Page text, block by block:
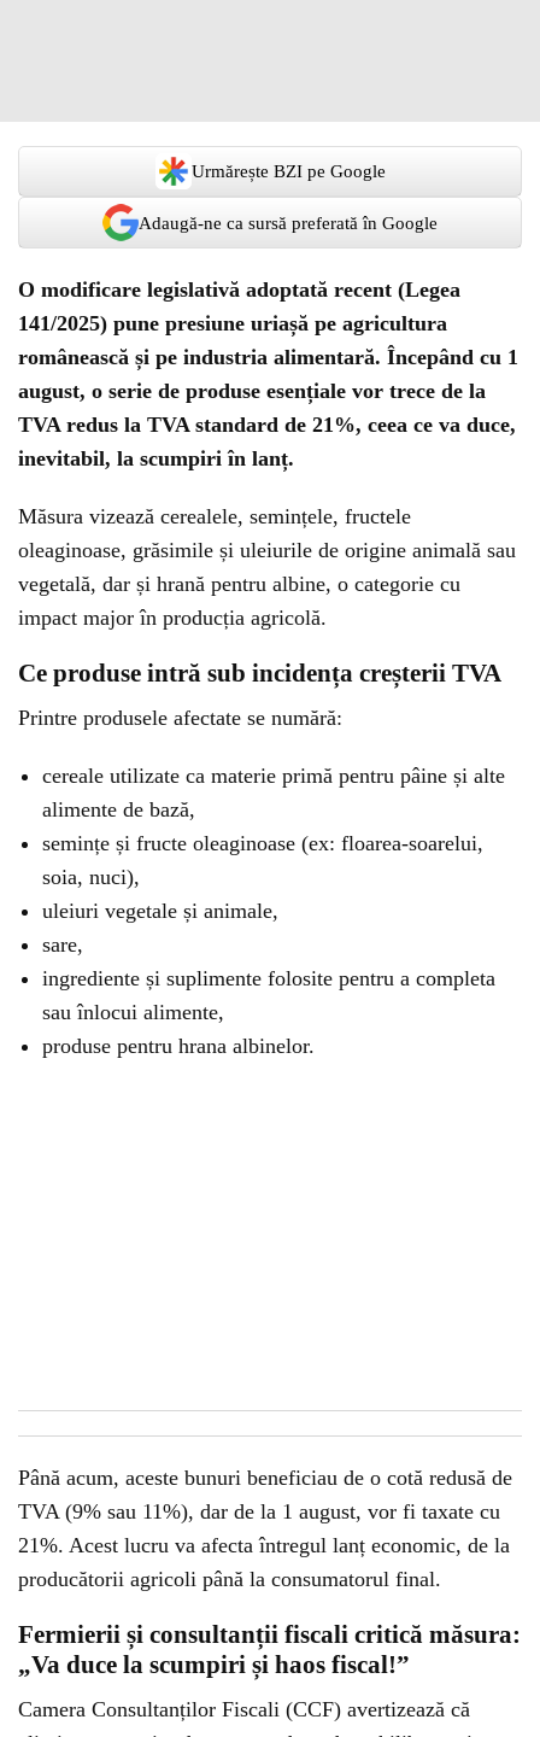
Urmărește BZI pe Google
Adaugă-ne ca sursă preferată în Google
O modificare legislativă adoptată recent (Legea
141/2025) pune presiune uriașă pe agricultura
românească și pe industria alimentară. Începând cu 1
august, o serie de produse esențiale vor trece de la
TVA redus la TVA standard de 21%, ceea ce va duce,
inevitabil, la scumpiri în lanț.
Măsura vizează cerealele, semințele, fructele
oleaginoase, grăsimile și uleiurile de origine animală sau
vegetală, dar și hrană pentru albine, o categorie cu
impact major în producția agricolă.
Ce produse intră sub incidența creșterii TVA
Printre produsele afectate se numără:
cereale utilizate ca materie primă pentru pâine și alte
alimente de bază,
semințe și fructe oleaginoase (ex: floarea-soarelui,
soia, nuci),
uleiuri vegetale și animale,
sare,
ingrediente și suplimente folosite pentru a completa
sau înlocui alimente,
produse pentru hrana albinelor.
Până acum, aceste bunuri beneficiau de o cotă redusă de
TVA (9% sau 11%), dar de la 1 august, vor fi taxate cu
21%. Acest lucru va afecta întregul lanț economic, de la
producătorii agricoli până la consumatorul final.
Fermierii și consultanții fiscali critică măsura:
„Va duce la scumpiri și haos fiscal!”
Camera Consultanților Fiscali (CCF) avertizează că